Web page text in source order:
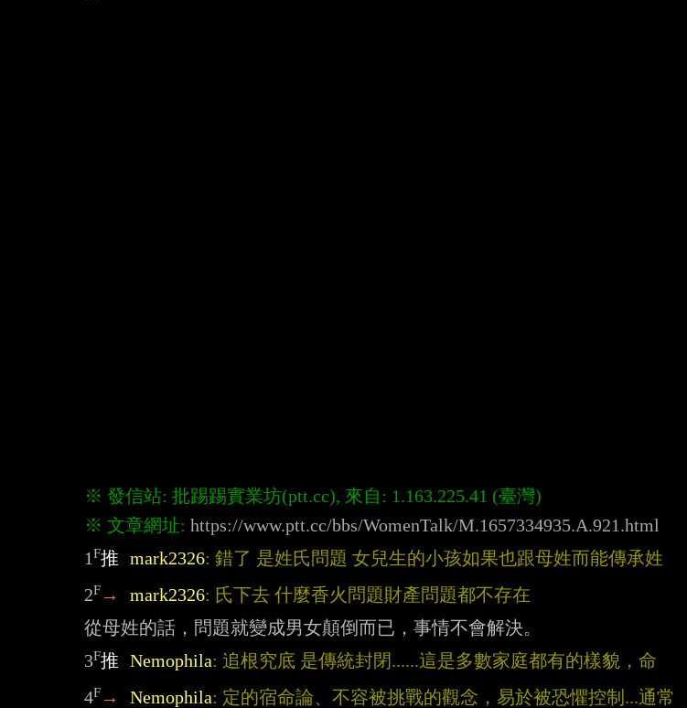
※ 文章網址: https://www.ptt.cc/bbs/WomenTalk/M.1657334935.A.921.html
1F推 mark2326: 錯了 是姓氏問題 女兒生的小孩如果也跟母姓而能傳承姓
2F → mark2326: 氏下去 什麼香火問題財產問題都不存在
3F推 Nemophila: 追根究底 是傳統封閉......這是多數家庭都有的樣貌，命
4F → Nemophila: 定的宿命論、不容被挑戰的觀念，易於被恐懼控制...通常